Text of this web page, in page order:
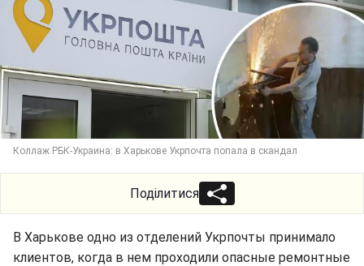
Коллаж РБК-Украина: в Харькове Укрпочта попала в скандал
Поділитися
В Харькове одно из отделений Укрпочты принимало
клиентов, когда в нем проходили опасные ремонтные